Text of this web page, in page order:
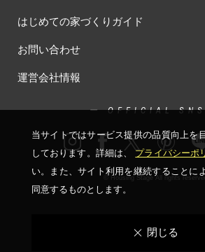
はじめての家づくりガイド
お問い合わせ
運営会社情報
ー OFFICIAL
© Housing Stage All rights
当サイトではサービス提供の品質向上を
しております。詳細は、プライバシーポ
い。
また、サイト利⽤を継続することに
同意するものとします。
閉じる